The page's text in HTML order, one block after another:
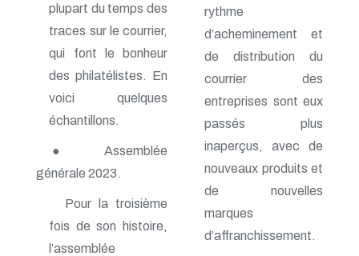
n° 104 - Juillet 2000
n° 103 - Avril 2000
n° 102 - Janvier 2000
n° 100/01 - Octobre 1999
n° 99 - Avril 1999
n° 73 - Octobre 1998
n° 72 - Juillet 1998
n° 70 - Janvier 1998
n° 69 - Octobre 1997
n° 67 - Avril 1997
n° 65 - Octobre 1996
n° 64 - Juillet 1996
plupart du temps des
traces sur le courrier,
qui font le bonheur
des philatélistes. En
voici quelques
échantillons.
● Assemblée
générale 2023.
Pour la troisième
fois de son histoire,
l’assemblée
rythme
d’acheminement et
de distribution du
courrier des
entreprises sont eux
passés plus
inaperçus, avec de
nouveaux produits et
de nouvelles
marques
d’affranchissement.